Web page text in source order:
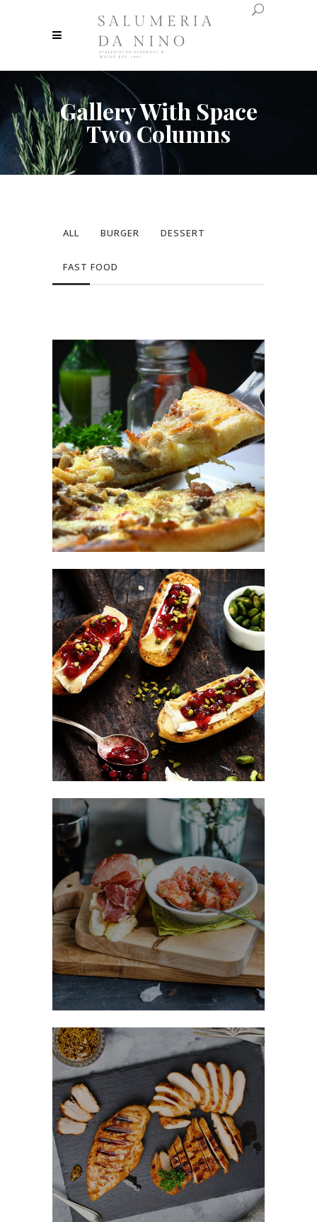
Gallery With Space
Two Columns
ALL BURGER DESSERT
FAST FOOD
Italian Fast Food
FAST FOOD
Sweet Snacks
FAST FOOD
Fast Made Meal
BURGER
Honey Glazed Chicken
FAST FOOD